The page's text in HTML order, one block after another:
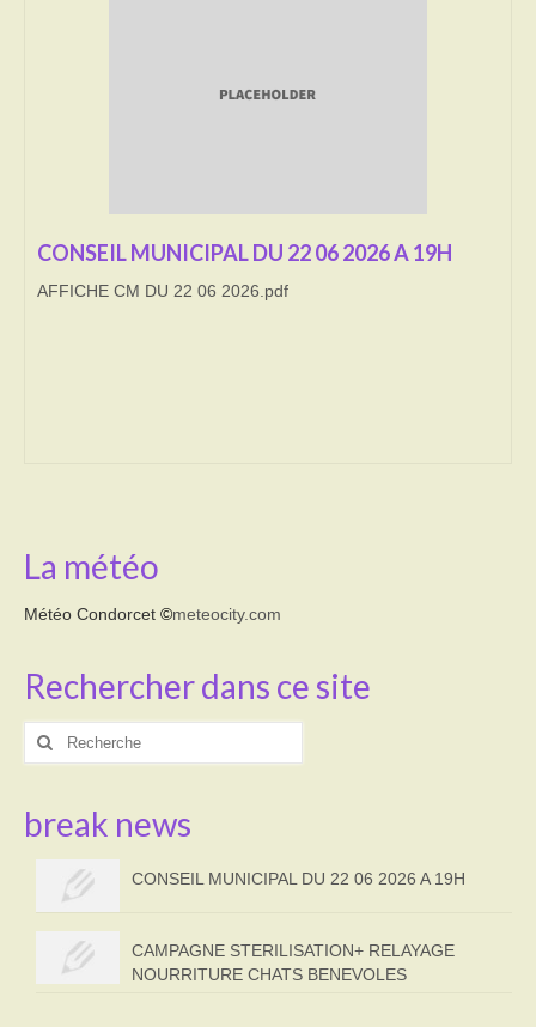
LE BRULAGE DES VEGETAUX
DECHETS VERTS
CONSEIL MUNICIPAL DU 22 06 2026 A 19H
AFFICHE CM DU 22 06 2026.pdf
La météo
Météo Condorcet ©meteocity.com
Rechercher dans ce site
Rechercher
break news
CONSEIL MUNICIPAL DU 22 06 2026 A 19H
CAMPAGNE STERILISATION+ RELAYAGE
NOURRITURE CHATS BENEVOLES